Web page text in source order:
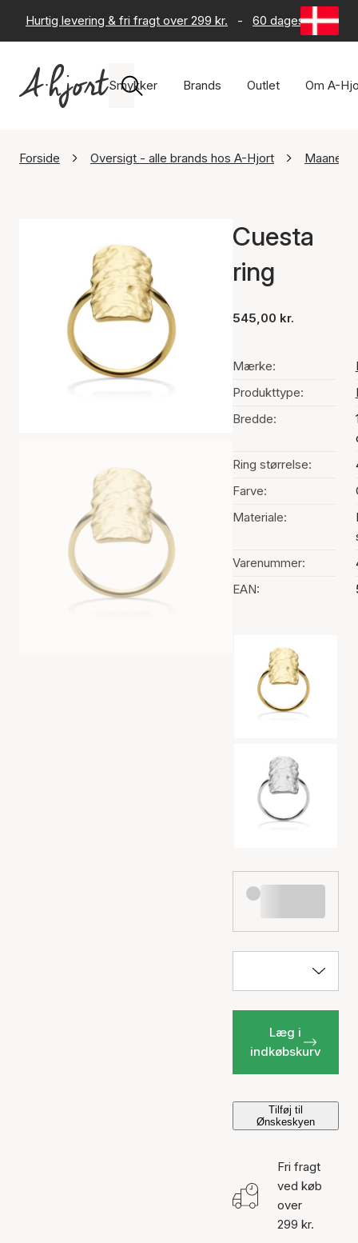
Hurtig levering & fri fragt over 299 kr. - 60 dages returret
Smykker Brands Outlet Om A-
Forside Oversigt - alle brands hos A-Hjort
Cuesta
ring
545,00 kr.
Mærke:
Produkttype:
Bredde:
Ring størrelse:
Farve:
Materiale:
Varenummer:
EAN:
Valg af farve
Læg i
indkøbskurv
Tilføj til
Ønskeskyen
Fri fragt
ved køb
over
299 kr.